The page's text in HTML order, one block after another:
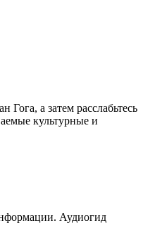
а затем расслабьтесь
культурные и
Аудиогид